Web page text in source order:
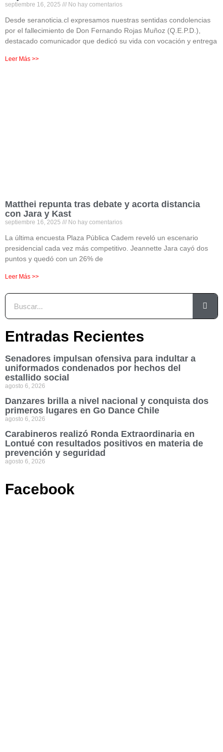
septiembre 16, 2025 No hay comentarios
Desde seranoticia.cl expresamos nuestras sentidas condolencias
por el fallecimiento de Don Fernando Rojas Muñoz (Q.E.P.D.),
destacado comunicador que dedicó su vida con vocación y entrega
Leer Más >>
Matthei repunta tras debate y acorta distancia
con Jara y Kast
septiembre 16, 2025 No hay comentarios
La última encuesta Plaza Pública Cadem reveló un escenario
presidencial cada vez más competitivo. Jeannette Jara cayó dos
puntos y quedó con un 26% de
Leer Más >>
Entradas Recientes
Senadores impulsan ofensiva para indultar a
uniformados condenados por hechos del
estallido social
agosto 6, 2026
Danzares brilla a nivel nacional y conquista dos
primeros lugares en Go Dance Chile
agosto 6, 2026
Carabineros realizó Ronda Extraordinaria en
Lontué con resultados positivos en materia de
prevención y seguridad
agosto 6, 2026
Facebook